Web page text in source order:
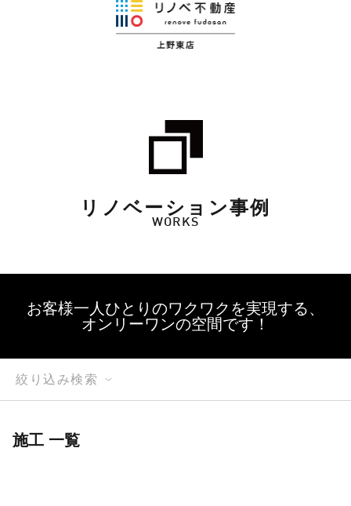
リノベーション事例
WORKS
お客様一人ひとりのワクワクを実現する、
オンリーワンの空間です！
絞り込み検索
施工 一覧